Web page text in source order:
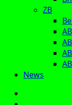
ZB
News